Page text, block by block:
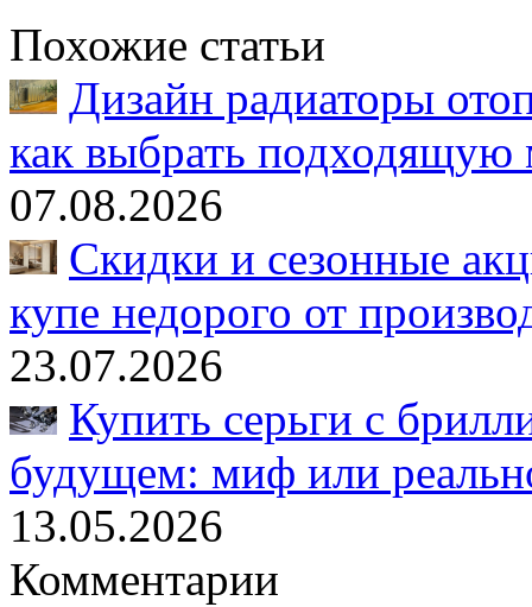
Похожие статьи
Дизайн радиаторы
как выбрать подходящую
07.08.2026
Скидки и сезонные
купе недорого от
23.07.2026
Купить серьги с
будущем: миф или
13.05.2026
Комментарии